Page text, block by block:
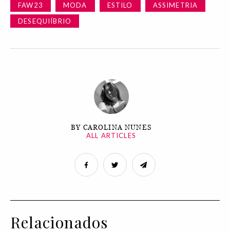
FAW23
MODA ESTILO
ASSIMETRIA
DESEQUIÍBRIO
BY CAROLINA NUNES
ALL ARTICLES
Relacionados